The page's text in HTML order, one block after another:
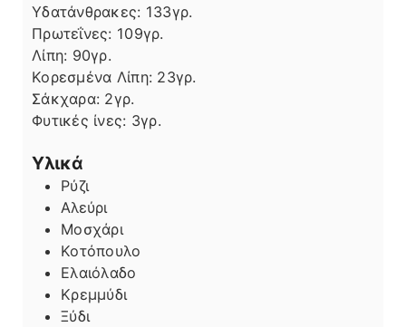
Υδατάνθρακες: 133γρ.
Πρωτεΐνες: 109γρ.
Λίπη
Λίπη: 90γρ.
Κορεσμένα Λίπη: 23γρ.
Σάκχαρα: 2γρ.
Φυτικές ίνες: 3γρ.
Υλικά
Ρύζι
Αλεύρι
Μοσχάρι
Κοτόπουλο
Ελαιόλαδο
Κρεμμύδι
Ξύδι